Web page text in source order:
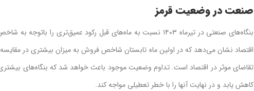
صنعت در وضعیت قرمز
بنگاه‌های صنعتی در تیرماه ۱۴۰۳ نسبت به ماه‌های قبل رکود
اقتصاد نشان می‌دهد که در اولین ماه تابستان شاخص فروش به میزان بیشتری در
تقاضای موثر در اقتصاد است. تداوم وضعیت موجود باعث خواهد شد که بنگاه‌های
کاهش یابد و در نهایت آنها را با خطر تعطیلی مواجه کند.